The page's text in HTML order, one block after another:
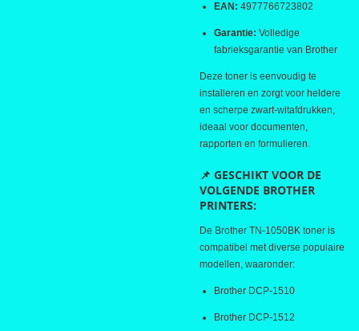
EAN: 4977766723802
Garantie: Volledige
fabrieksgarantie van Brother
Deze toner is eenvoudig te
installeren en zorgt voor heldere
en scherpe zwart-witafdrukken,
ideaal voor documenten,
rapporten en formulieren.
📌 GESCHIKT VOOR DE
VOLGENDE BROTHER
PRINTERS:
De Brother TN-1050BK toner is
compatibel met diverse populaire
modellen, waaronder:
Brother DCP-1510
Brother DCP-1512